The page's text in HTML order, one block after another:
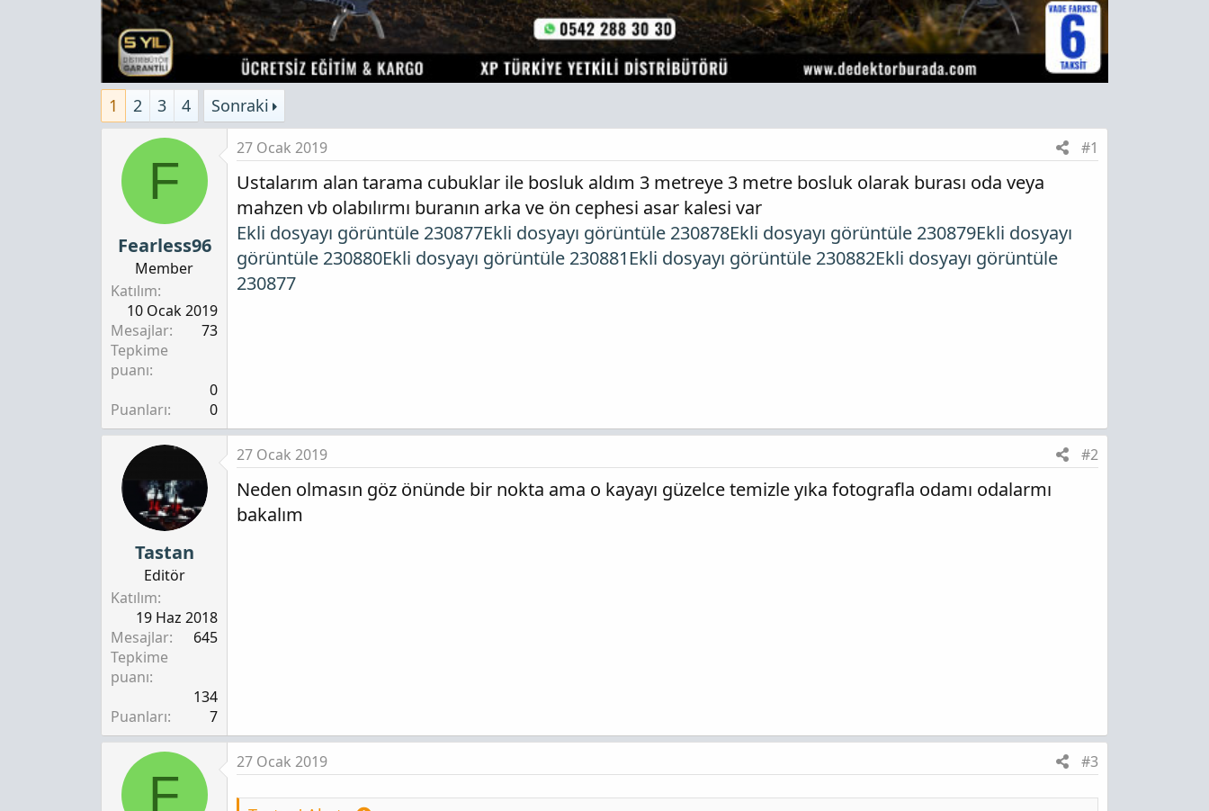
1 2 3 4 Sonraki
F
Fearless96
Member
Katılım
10 Ocak 2019
Mesajlar
73
Tepkime
puanı
0
Puanları
0
27 Ocak 2019 #1
Ustalarım alan tarama cubuklar ile bosluk aldım 3 metreye 3 metre bosluk olarak burası oda veya
mahzen vb olabılırmı buranın arka ve ön cephesi asar kalesi var
Ekli dosyayı görüntüle 230877Ekli dosyayı görüntüle 230878Ekli dosyayı görüntüle 230879Ekli dosyayı
görüntüle 230880Ekli dosyayı görüntüle 230881 Ekli dosyayı görüntüle 230882Ekli dosyayı görüntüle
230877
Tastan
Editör
Katılım
19 Haz 2018
Mesajlar
645
Tepkime
puanı
134
Puanları
7
27 Ocak 2019 #2
Neden olmasın göz önünde bir nokta ama o kayayı güzelce temizle yıka fotografla odamı odalarmı
bakalım
F
27 Ocak 2019 #3